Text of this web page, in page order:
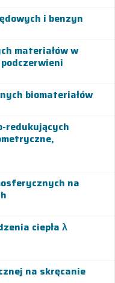
i benzyn
materiałów w
biomateriałów
redukujących
na
ciepła λ
na skręcanie